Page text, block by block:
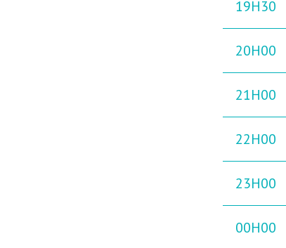
19H30
20H00
21H00
22H00
23H00
00H00